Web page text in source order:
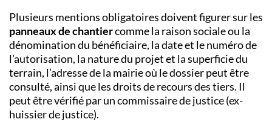
Plusieurs mentions obligatoires doivent figurer sur les
panneaux de chantiercomme la raison sociale ou la
dénomination du bénéficiaire, la date et le numéro de
l’autorisation, la nature du projet et la superficie du
terrain, l’adresse de la mairie où le dossier peut être
consulté, ainsi que les droits de recours des tiers. Il
peut être vérifié par un commissaire de justice (ex-
huissier de justice).